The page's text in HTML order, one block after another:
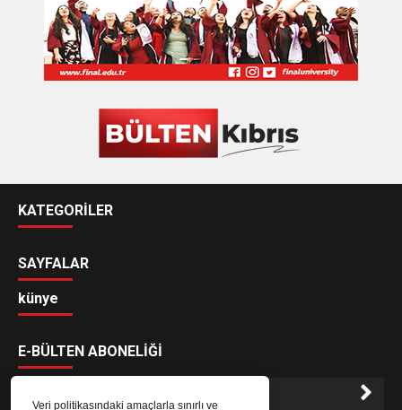
Veri politikasındaki amaçlarla sınırlı ve
KATEGORİLER
SAYFALAR
künye
E-BÜLTEN ABONELİĞİ